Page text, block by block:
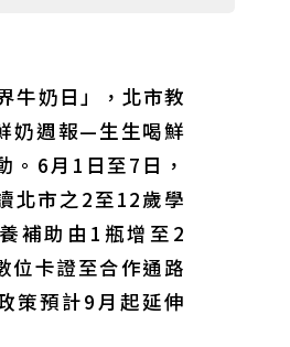
「中投新市鎮」 交通與醫療跨
旱溪媽、大庄媽三媽首度齊巡逢
爆世代傳承
音節政大登場 結合大文山友善食農與地方創生
話！德國Walther Rathenau師生
文化與前瞻工業實作
盛夏水域系列活動本周六起兩地
13校「游於藝」成果展 導覽小
年風俗
量突破4,000萬人次 「天空綠
！金甌女中師生齊聚《飛吧！熊
文化與生態永續教育
墩！「藝馬登豐」2026台灣工
科博館、成大《時空丈量師》特
牛奶日」，北市教
奶週報—生生喝鮮
。6月1日至7日，
北市之2至12歲學
補助由1瓶增至2
位卡證至合作通路
策預計9月起延伸